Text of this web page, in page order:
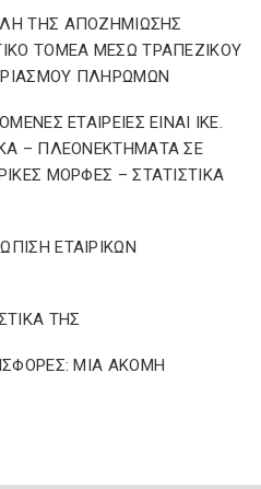
ΤΗΣ ΑΠΟΖΗΜΙΩΣΗΣ
ΤΟΜΕΑ ΜΕΣΩ ΤΡΑΠΕΖΙΚΟΥ
ΠΛΗΡΩΜΩΝ
ΕΤΑΙΡΕΙΕΣ ΕΙΝΑΙ ΙΚΕ.
– ΠΛΕΟΝΕΚΤΗΜΑΤΑ ΣΕ
ΜΟΡΦΕΣ – ΣΤΑΤΙΣΤΙΚΑ
ΕΤΑΙΡΙΚΩΝ
ΤΗΣ
ΜΙΑ ΑΚΟΜΗ